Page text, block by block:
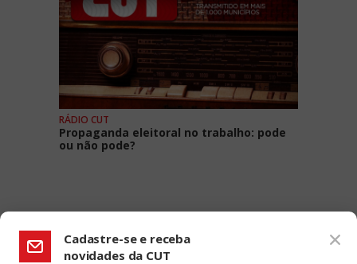
RÁDIO CUT
Propaganda eleitoral no trabalho: pode
ou não pode?
Cadastre-se e receba
novidades da CUT